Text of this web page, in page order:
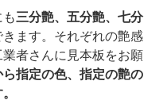
三分艶、五分艶、七分
ます。それぞれの艶感
者さんに見本板をお願
指定の色、指定の艶の